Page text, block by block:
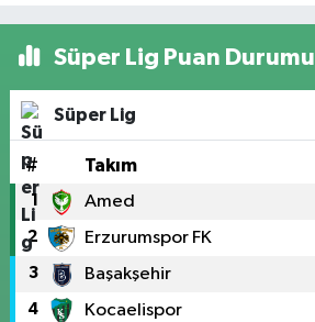
Süper Lig Puan Durumu
Süper Lig
# Takım
1 Amed
2 Erzurumspor FK
3 Başakşehir
4 Kocaelispor